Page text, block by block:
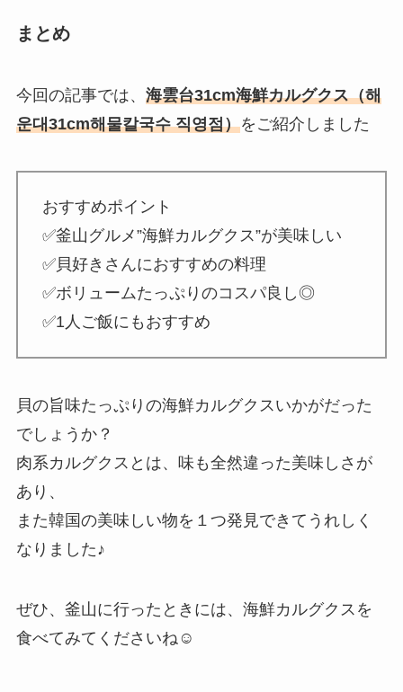
まとめ
今回の記事では、 海雲台31cm海鮮カルグクス（해
운대31cm해물칼국수 직영점）をご紹介しました
おすすめポイント
✅釜山グルメ”海鮮カルグクス”が美味しい
✅貝好きさんにおすすめの料理
✅ボリュームたっぷりのコスパ良し◎
✅1人ご飯にもおすすめ
貝の旨味たっぷりの海鮮カルグクスいかがだった
でしょうか？
肉系カルグクスとは、味も全然違った美味しさが
あり、
また韓国の美味しい物を１つ発見できてうれしく
なりました♪
ぜひ、釜山に行ったときには、海鮮カルグクスを
食べてみてくださいね☺